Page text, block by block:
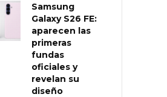
Samsung
Galaxy S26 FE:
aparecen las
primeras
fundas
oficiales y
revelan su
diseño